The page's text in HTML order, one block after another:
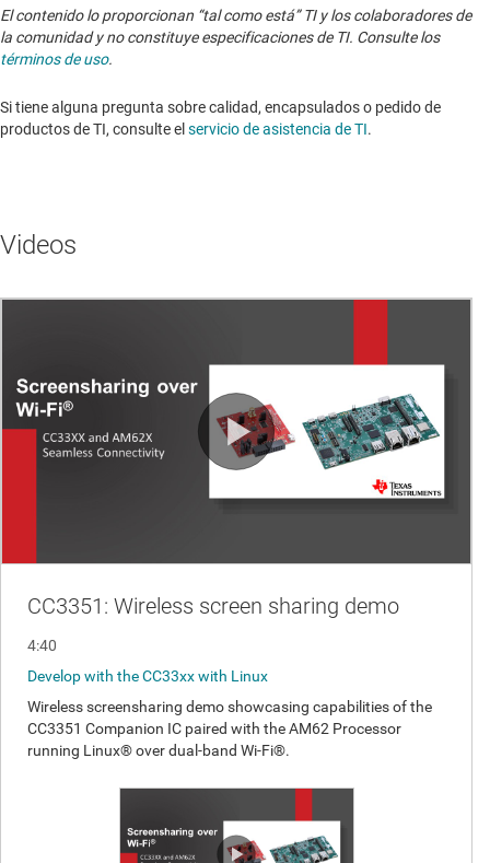
El contenido lo proporcionan “tal como está” TI y los colaboradores de
la comunidad y no constituye especificaciones de TI. Consulte los
términos de uso.
Si tiene alguna pregunta sobre calidad, encapsulados o pedido de
productos de TI, consulte el servicio de asistencia de TI. ​​​​​​​​​​​​​​
Videos